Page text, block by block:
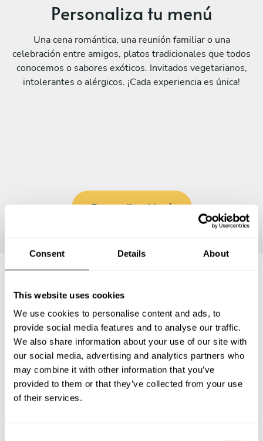
Consent Details About
This website uses cookies
We use cookies to personalise content and ads, to
provide social media features and to analyse our traffic.
We also share information about your use of our site with
our social media, advertising and analytics partners who
may combine it with other information that you’ve
provided to them or that they’ve collected from your use
of their services.
Personaliza tu menú
Una cena romántica, una reunión familiar o una
celebración entre amigos, platos tradicionales que todos
conocemos o sabores exóticos. Invitados vegetarianos,
intolerantes o alérgicos. ¡Cada experiencia es única!
Personalizar Menú
Preguntas frecuentes
Estas son las preguntas más frecuentes sobre Chef a
Domicilio en Tenango del Aire.
¿Qué incluye un servicio de Chef a Domicilio en